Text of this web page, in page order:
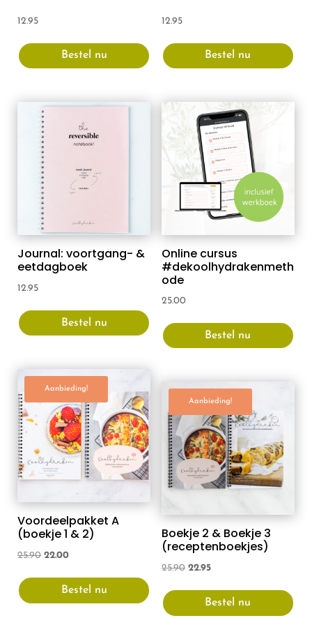
12.95
Bestel nu
12.95
Bestel nu
Journal: voortgang- &
eetdagboek
12.95
Bestel nu
Online cursus
#dekoolhydrakenmeth
ode
25.00
Bestel nu
Aanbieding!
Voordeelpakket A
(boekje 1 & 2)
25.90 Oorspronkelijke
22.00Huidige
is:
Bestel nu
Aanbieding!
Boekje 2 & Boekje 3
(receptenboekjes)
25.90 Oorspronkelijke
22.95Huidige
is:
Bestel nu